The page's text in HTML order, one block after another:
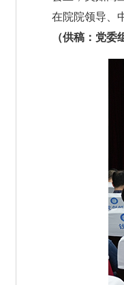
在院院领导、中
（供稿：党委